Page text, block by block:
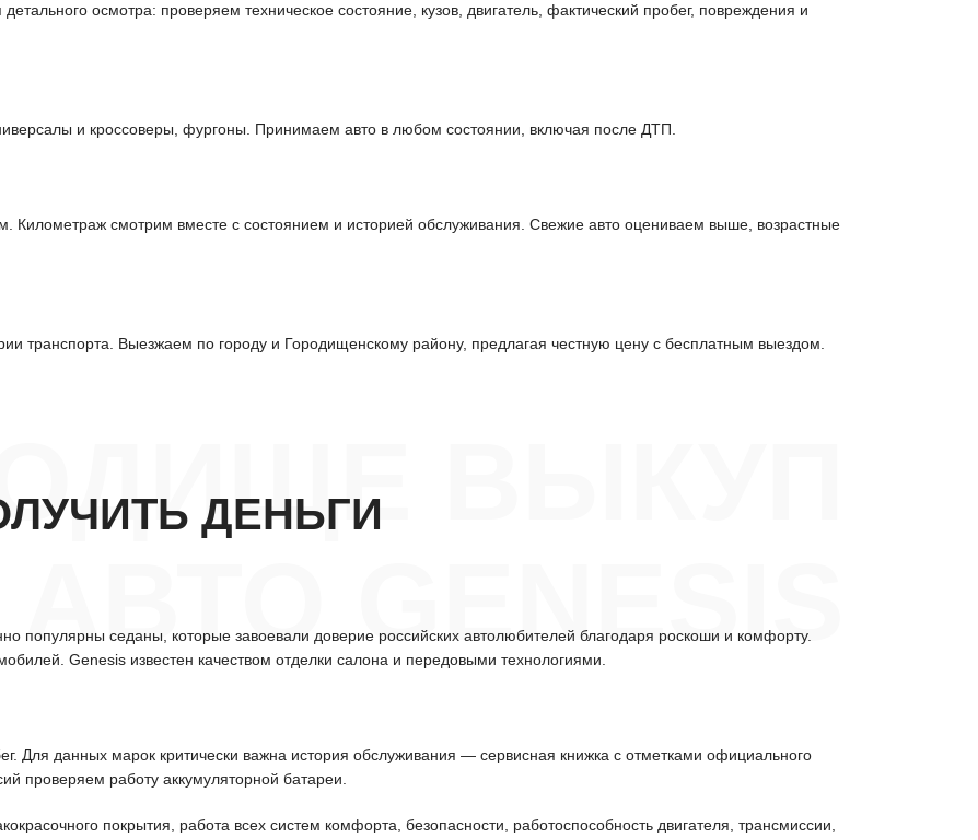
осмотра: проверяем техническое состояние, кузов, двигатель, фактический пробег, повреждения и
и кроссоверы, фургоны. Принимаем авто в любом состоянии, включая после ДТП.
смотрим вместе с состоянием и историей обслуживания. Свежие авто оцениваем выше, возрастные
транспорта. Выезжаем по городу и Городищенскому району, предлагая честную цену с бесплатным выездом.
ВЫКУП
АВТО GENESIS
ДЕНЬГИ
популярны седаны, которые завоевали доверие российских автолюбителей благодаря роскоши и комфорту.
Genesis известен качеством отделки салона и передовыми технологиями.
Для данных марок критически важна история обслуживания — сервисная книжка с отметками официального
проверяем работу аккумуляторной батареи.
покрытия, работа всех систем комфорта, безопасности, работоспособность двигателя, трансмиссии,